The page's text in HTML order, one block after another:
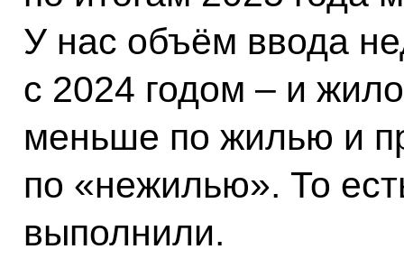
У нас объём ввода
с 2024 годом – и
меньше по жилью и
по «нежилью». То
выполнили.